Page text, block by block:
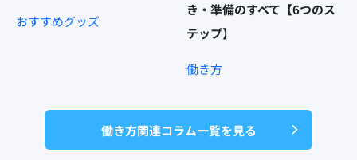
おすすめグッズ
き・準備のすべて【6つのス
テップ】
働き方
働き方関連コラム一覧を見る